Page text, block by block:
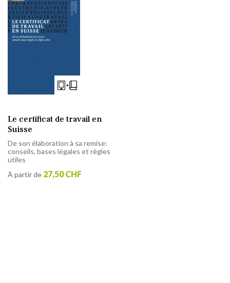
Le certificat de travail en
Suisse
De son élaboration à sa remise:
conseils, bases légales et règles
utiles
À partir de 27,50 CHF